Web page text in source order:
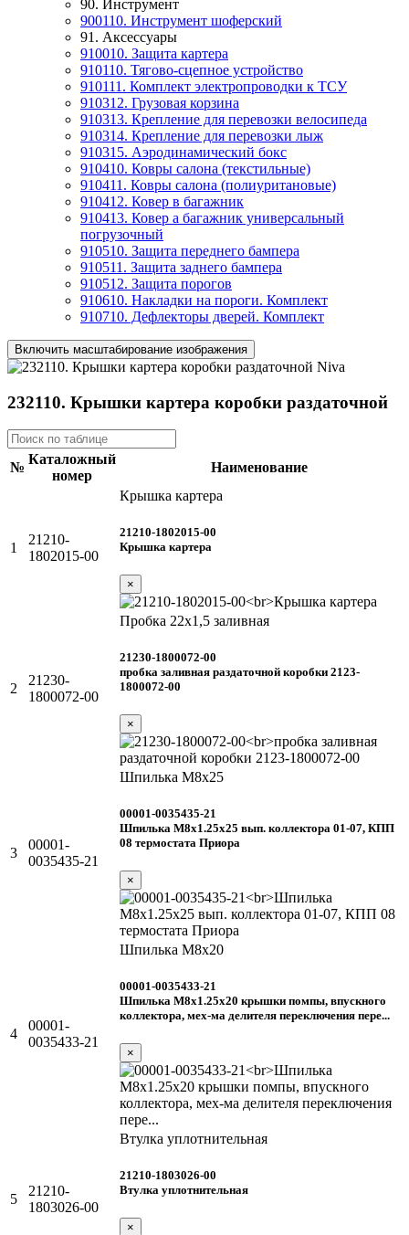
90. Инструмент
900110. Инструмент шоферский
91. Аксессуары
910010. Защита картера
910110. Тягово-сцепное устройство
910111. Комплект электропроводки к ТСУ
910312. Грузовая корзина
910313. Крепление для перевозки велосипеда
910314. Крепление для перевозки лыж
910315. Аэродинамический бокс
910410. Ковры салона (текстильные)
910411. Ковры салона (полиуритановые)
910412. Ковер в багажник
910413. Ковер а багажник универсальный
погрузочный
910510. Защита переднего бампера
910511. Защита заднего бампера
910512. Защита порогов
910610. Накладки на пороги. Комплект
910710. Дефлекторы дверей. Комплект
Включить масштабирование изображения
232110. Крышки картера коробки раздаточной
№
Каталожный
номер
Наименование
1
21210-
1802015-00
Крышка картера
21210-1802015-00
Крышка картера
×
2
21230-
1800072-00
Пробка 22х1,5 заливная
21230-1800072-00
пробка заливная раздаточной коробки 2123-
1800072-00
×
3
00001-
0035435-21
Шпилька М8х25
00001-0035435-21
Шпилька М8х1.25х25 вып. коллектора 01-07, КПП
08 термостата Приора
×
4
00001-
0035433-21
Шпилька М8х20
00001-0035433-21
Шпилька М8х1.25х20 крышки помпы, впускного
коллектора, мех-ма делителя переключения пере...
×
5
21210-
1803026-00
Втулка уплотнительная
21210-1803026-00
Втулка уплотнительная
×